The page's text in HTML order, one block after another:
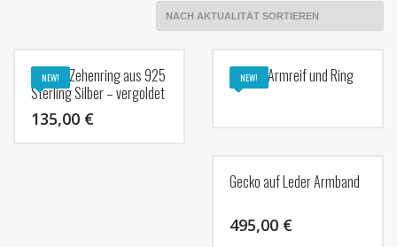
SORTIERT
NEW!
Tanit – Zehenring aus 925
Sterling Silber – vergoldet
135,00 €
NEW!
Knoten Armreif und Ring
Gecko auf Leder Armband
495,00 €